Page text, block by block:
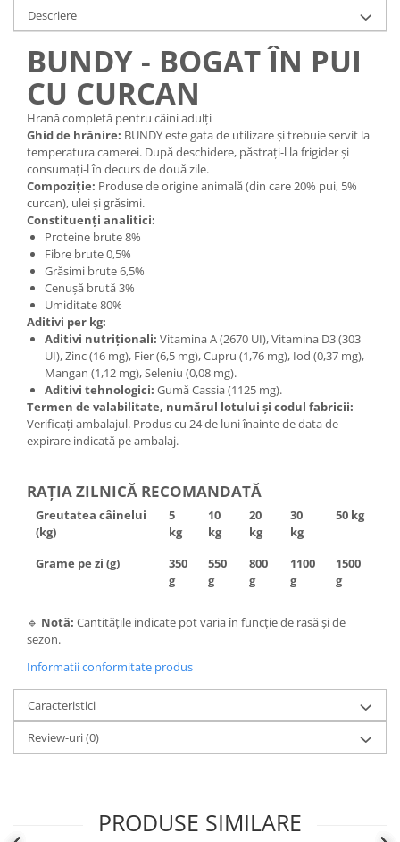
Descriere
BUNDY - BOGAT ÎN PUI
CU CURCAN
Hrană completă pentru câini adulți
Ghid de hrănire: BUNDY este gata de utilizare și trebuie servit la
temperatura camerei. După deschidere, păstrați-l la frigider și
consumați-l în decurs de două zile.
Compoziție: Produse de origine animală (din care 20% pui, 5%
curcan), ulei și grăsimi.
Constituenți analitici:
Proteine brute 8%
Fibre brute 0,5%
Grăsimi brute 6,5%
Cenușă brută 3%
Umiditate 80%
Aditivi per kg:
Aditivi nutriționali: Vitamina A (2670 UI), Vitamina D3 (303
UI), Zinc (16 mg), Fier (6,5 mg), Cupru (1,76 mg), Iod (0,37 mg),
Mangan (1,12 mg), Seleniu (0,08 mg).
Aditivi tehnologici: Gumă Cassia (1125 mg).
Termen de valabilitate, numărul lotului și codul fabricii:
Verificați ambalajul. Produs cu 24 de luni înainte de data de
expirare indicată pe ambalaj.
RAȚIA ZILNICĂ RECOMANDATĂ
Greutatea câinelui
(kg)
5
kg
10
kg
20
kg
30
kg
50 kg
Grame pe zi (g)
350
g
550
g
800
g
1100
g
1500
g
🔹 Notă: Cantitățile indicate pot varia în funcție de rasă și de
sezon.
Informatii conformitate produs
Caracteristici
Review-uri(0)
PRODUSE SIMILARE